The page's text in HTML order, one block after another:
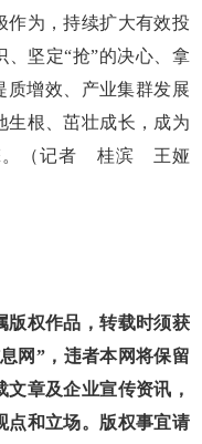
作为，持续扩大有效投
、坚定“抢”的决心、拿
质增效、产业集群发展
生根、茁壮成长，成为
。（记者 桂滨 王娅
权作品，转载时须获
网”，违者本网将保留
章及企业宣传资讯，
点和立场。版权事宜请